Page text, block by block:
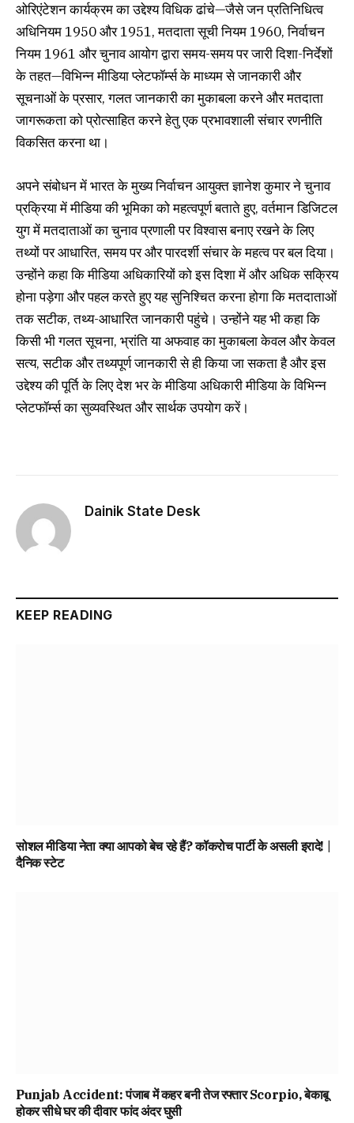
ओरिएंटेशन कार्यक्रम का उद्देश्य विधिक ढांचे—जैसे जन प्रतिनिधित्व
अधिनियम 1950 और 1951, मतदाता सूची नियम 1960, निर्वाचन
नियम 1961 और चुनाव आयोग द्वारा समय-समय पर जारी दिशा-निर्देशों
के तहत—विभिन्न मीडिया प्लेटफॉर्म्स के माध्यम से जानकारी और
सूचनाओं के प्रसार, गलत जानकारी का मुकाबला करने और मतदाता
जागरूकता को प्रोत्साहित करने हेतु एक प्रभावशाली संचार रणनीति
विकसित करना था।
अपने संबोधन में भारत के मुख्य निर्वाचन आयुक्त ज्ञानेश कुमार ने चुनाव
प्रक्रिया में मीडिया की भूमिका को महत्वपूर्ण बताते हुए, वर्तमान डिजिटल
युग में मतदाताओं का चुनाव प्रणाली पर विश्वास बनाए रखने के लिए
तथ्यों पर आधारित, समय पर और पारदर्शी संचार के महत्व पर बल दिया।
उन्होंने कहा कि मीडिया अधिकारियों को इस दिशा में और अधिक सक्रिय
होना पड़ेगा और पहल करते हुए यह सुनिश्चित करना होगा कि मतदाताओं
तक सटीक, तथ्य-आधारित जानकारी पहुंचे। उन्होंने यह भी कहा कि
किसी भी गलत सूचना, भ्रांति या अफवाह का मुकाबला केवल और केवल
सत्य, सटीक और तथ्यपूर्ण जानकारी से ही किया जा सकता है और इस
उद्देश्य की पूर्ति के लिए देश भर के मीडिया अधिकारी मीडिया के विभिन्न
प्लेटफॉर्म्स का सुव्यवस्थित और सार्थक उपयोग करें।
Dainik State Desk
KEEP READING
सोशल मीडिया नेता क्या आपको बेच रहे हैं? कॉकरोच पार्टी के असली इरादे! |
दैनिक स्टेट
Punjab Accident: पंजाब में कहर बनी तेज रफ्तार Scorpio, बेकाबू
होकर सीधे घर की दीवार फांद अंदर घुसी